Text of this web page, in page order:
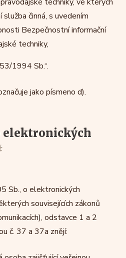
činná, s uvedením
Bezpečnostní informační
techniky,
1994 Sb.“.
jako písmeno d).
Sb., o elektronických
souvisejících zákonů
odstavce 1 a 2
č. 37 a 37a znějí: